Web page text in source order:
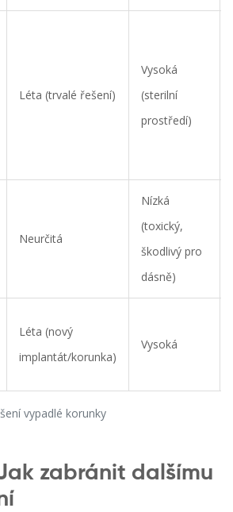
vypadlé korunky
Léta (trvalé řešení)
Vysoká
(sterilní
prostředí)
Neurčitá
Nízká
(toxický,
škodlivý pro
dásně)
Léta (nový
implantát/korunka)
Vysoká
zabránit dalšímu